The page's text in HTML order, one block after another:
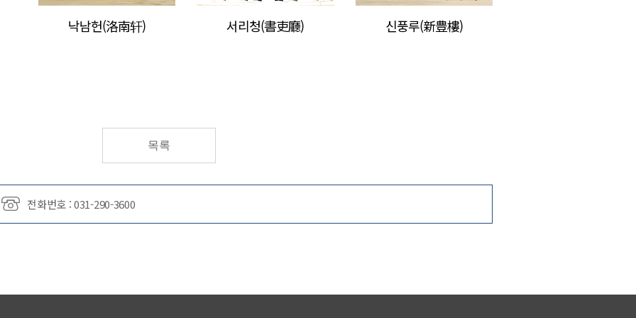
낙남헌(洛南轩) 서리청(書吏廳) 신풍루(新豊樓)
목록
전화번호 : 031-290-3600